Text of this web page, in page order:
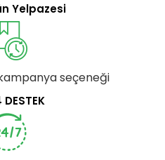
Yelpazesi
seçeneği